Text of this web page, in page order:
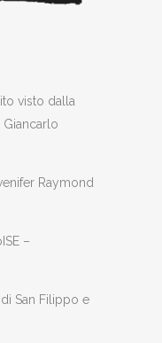
visto dalla
Raymond
–
di San Filippo e